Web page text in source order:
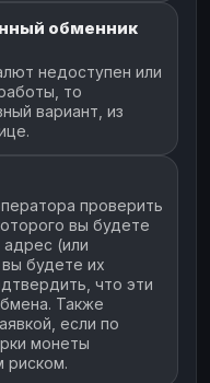
обменник
недоступен или
то
вариант, из
проверить
вы будете
адрес (или
будете их
что эти
Также
если по
монеты
риском.